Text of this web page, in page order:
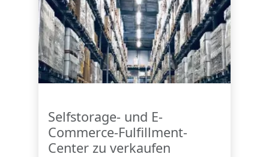
Selfstorage- und E-
Commerce-Fulfillment-
Center zu verkaufen